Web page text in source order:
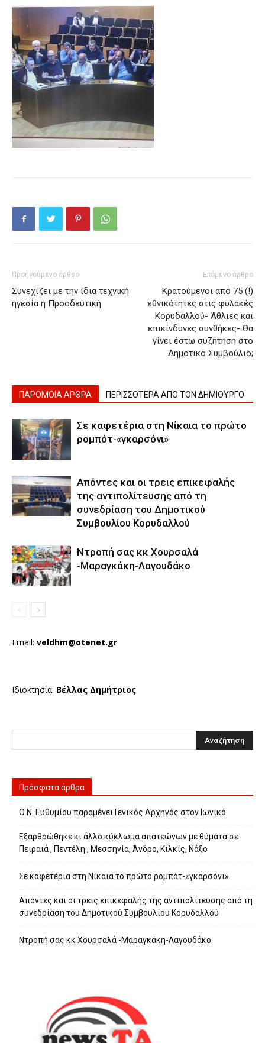
Προηγούμενο άρθρο
Συνεχίζει με την ίδια τεχνική
ηγεσία η Προοδευτική
Επόμενο άρθρο
Κρατούμενοι από 75 (!)
εθνικότητες στις φυλακές
Κορυδαλλού- Άθλιες και
επικίνδυνες συνθήκες- Θα
γίνει έστω συζήτηση στο
Δημοτικό Συμβούλιο;
ΠΑΡΟΜΟΙΑ ΑΡΘΡΑ ΠΕΡΙΣΣΟΤΕΡΑ ΑΠΟ ΤΟΝ ΔΗΜΙΟΥΡΓΟ
Σε καφετέρια στη Νίκαια το πρώτο
ρομπότ-«γκαρσόνι»
Απόντες και οι τρεις επικεφαλής
της αντιπολίτευσης από τη
συνεδρίαση του Δημοτικού
Συμβουλίου Κορυδαλλού
Ντροπή σας κκ Χουρσαλά
-Μαραγκάκη-Λαγουδάκο
Email: veldhm@otenet.gr
Ιδιοκτησία: Βέλλας Δημήτριος
Πρόσφατα άρθρα
Ο Ν. Ευθυμίου παραμένει Γενικός Αρχηγός στον Ιωνικό
Εξαρθρώθηκε κι άλλο κύκλωμα απατεώνων με θύματα σε
Πειραιά , Πεντέλη , Μεσσηνία, Άνδρο, Κιλκίς, Νάξο
Σε καφετέρια στη Νίκαια το πρώτο ρομπότ-«γκαρσόνι»
Απόντες και οι τρεις επικεφαλής της αντιπολίτευσης από τη
συνεδρίαση του Δημοτικού Συμβουλίου Κορυδαλλού
Ντροπή σας κκ Χουρσαλά -Μαραγκάκη-Λαγουδάκο